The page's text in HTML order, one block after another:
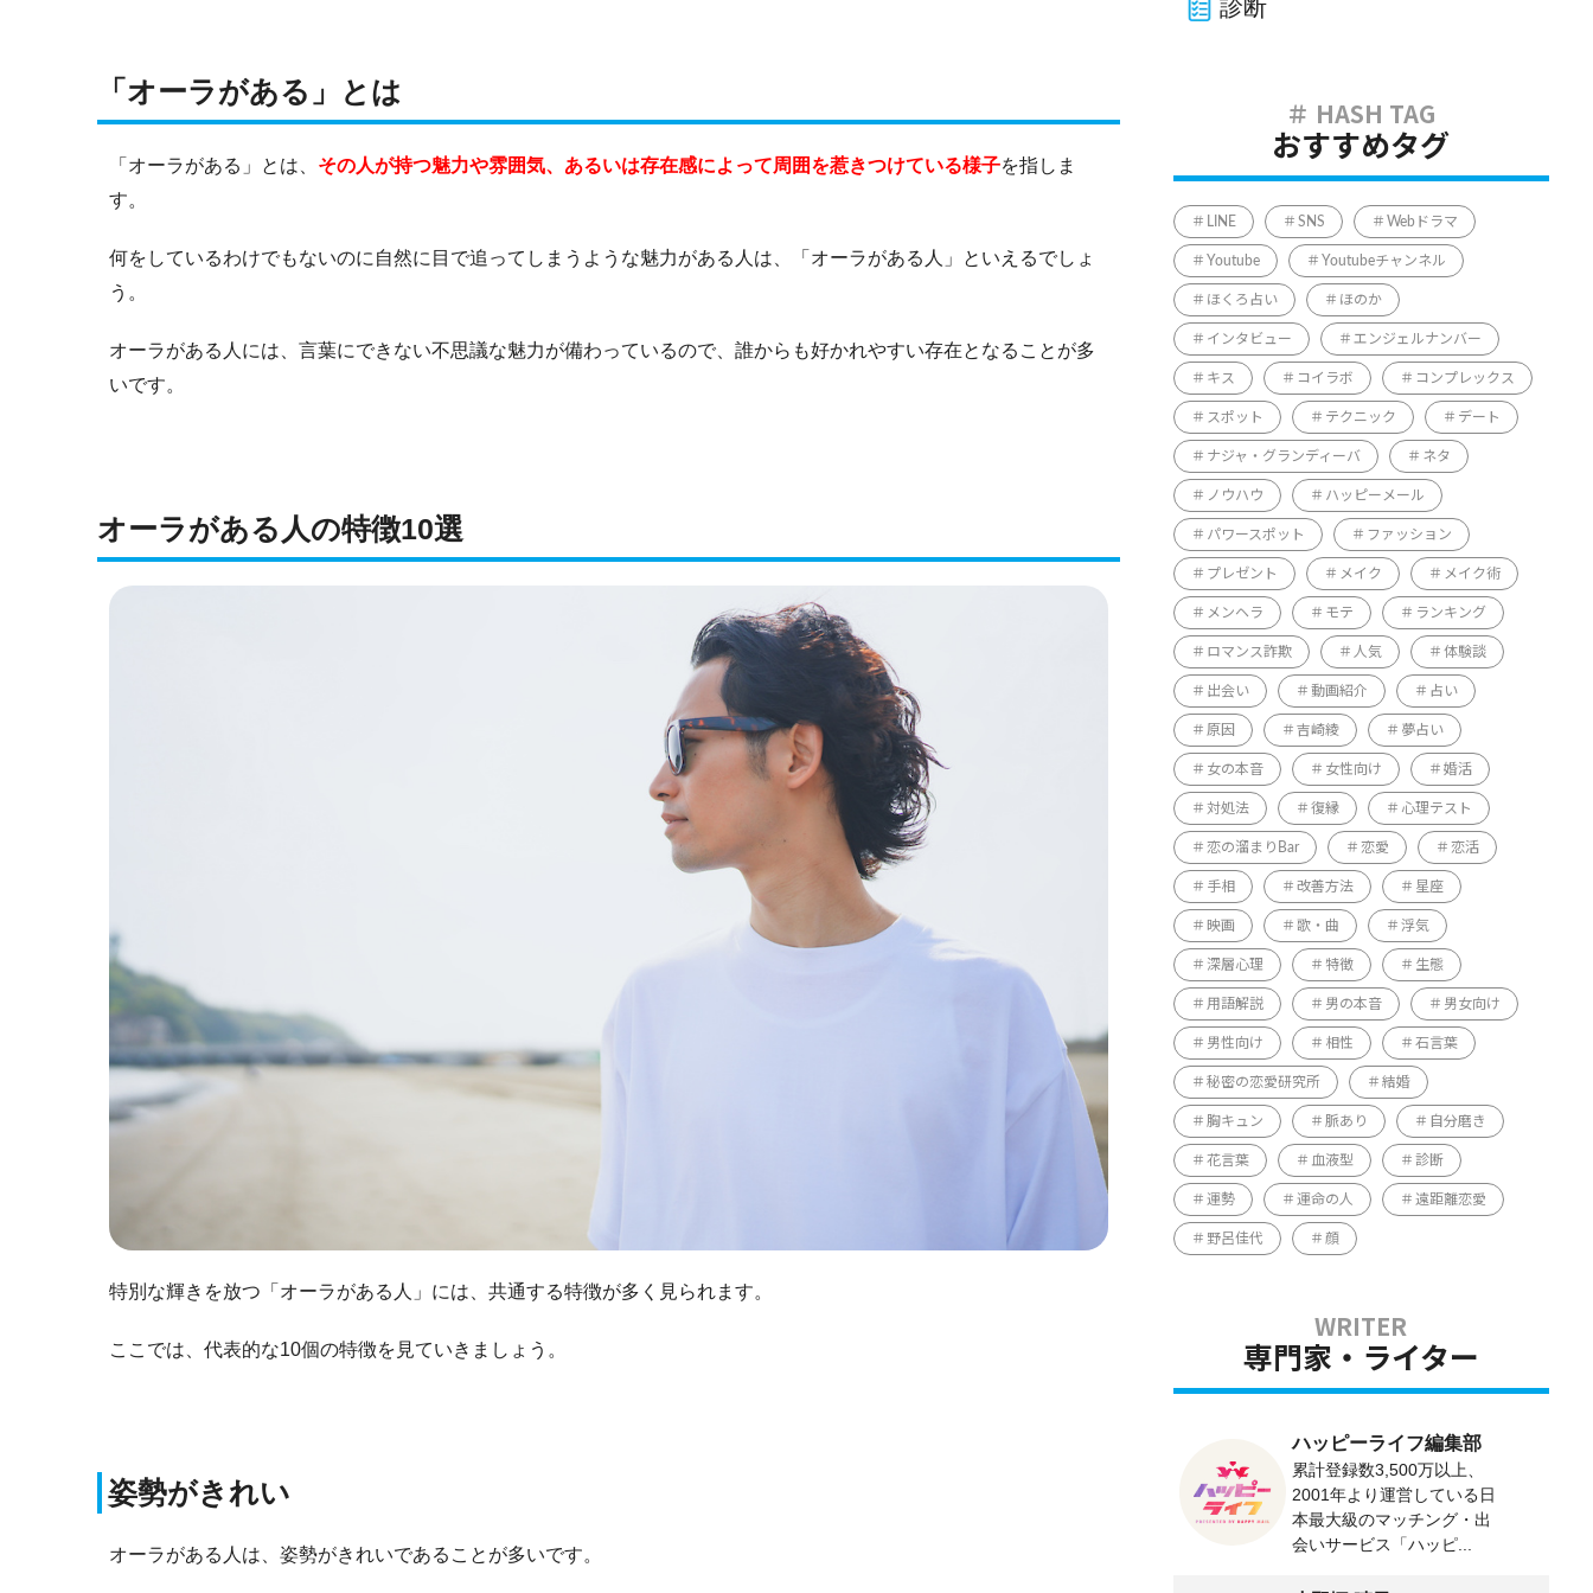
「オーラがある」とは
「オーラがある」とは、 その人が持つ魅力や雰囲気、あるいは存在感によって周囲を惹きつけている様子を指しま
す。
何をしているわけでもないのに自然に目で追ってしまうような魅力がある人は、「オーラがある人」といえるでしょ
う。
オーラがある人には、言葉にできない不思議な魅力が備わっているので、誰からも好かれやすい存在となることが多
いです。
オーラがある人の特徴10選
特別な輝きを放つ「オーラがある人」には、共通する特徴が多く見られます。
ここでは、代表的な10個の特徴を見ていきましょう。
姿勢がきれい
オーラがある人は、姿勢がきれいであることが多いです。
診断
おすすめタグ
LINE SNS Webドラマ
Youtube Youtubeチャンネル
ほくろ占い ほのか
インタビュー エンジェルナンバー
キス コイラボ コンプレックス
スポット テクニック デート
ナジャ・グランディーバ ネタ
ノウハウ ハッピーメール
パワースポット ファッション
プレゼント メイク メイク術
メンヘラ モテ ランキング
ロマンス詐欺 人気 体験談
出会い 動画紹介 占い
原因 吉崎綾 夢占い
女の本音 女性向け 婚活
対処法 復縁 心理テスト
恋の溜まりBar 恋愛 恋活
手相 改善方法 星座
映画 歌・曲 浮気
深層心理 特徴 生態
用語解説 男の本音 男女向け
男性向け 相性 石言葉
秘密の恋愛研究所 結婚
胸キュン 脈あり 自分磨き
花言葉 血液型 診断
運勢 運命の人 遠距離恋愛
野呂佳代 顔
専門家・ライター
ハッピーライフ編集部
累計登録数3,500万以上、
2001年より運営している日
本最大級のマッチング・出
会いサービス「ハッピ...